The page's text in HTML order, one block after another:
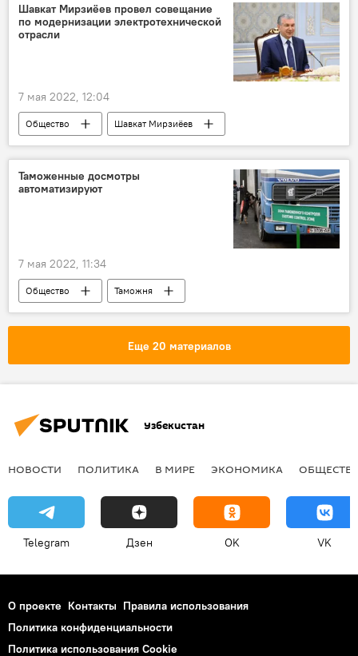
Шавкат Мирзиёев провел совещание
по модернизации электротехнической
отрасли
7 мая 2022, 12:04
Общество
Шавкат Мирзиёев
совещание
Таможенные досмотры
автоматизируют
7 мая 2022, 11:34
Общество
Таможня
таможенный досмотр
Еще 20 материалов
Узбекистан
НОВОСТИ ПОЛИТИКА В МИРЕ ЭКОНОМИКА
Telegram Дзен OK VK
О проекте Контакты Правила использования
Политика конфиденциальности
Политика использования Cookie